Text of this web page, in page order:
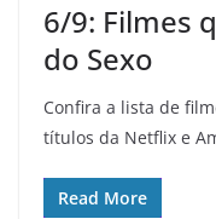
6/9: Filmes
do Sexo
Confira a lista de
títulos da Netflix e
Read More